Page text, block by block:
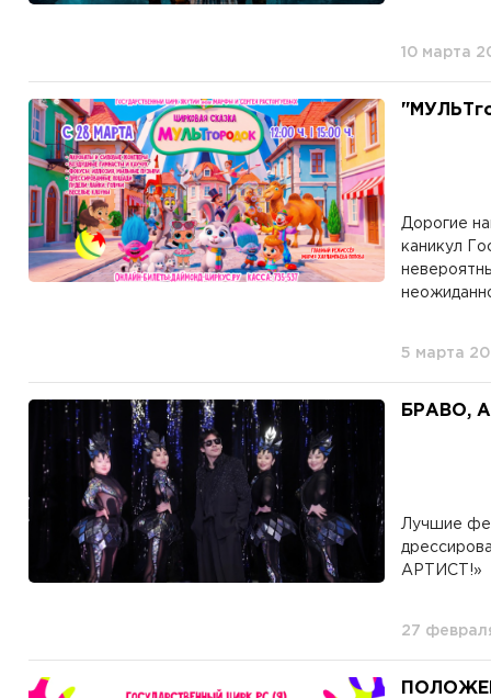
10 марта
Дорогие
каникул
5 марта
БРАВО,
Лучшие
АРТИСТ!»
27